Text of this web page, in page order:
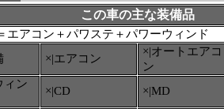
この車の主な装備品
エアコン＋パワステ＋パワーウィンド
×|エアコン
×|オートエアコ
ン
ィン
×|CD ×|MD